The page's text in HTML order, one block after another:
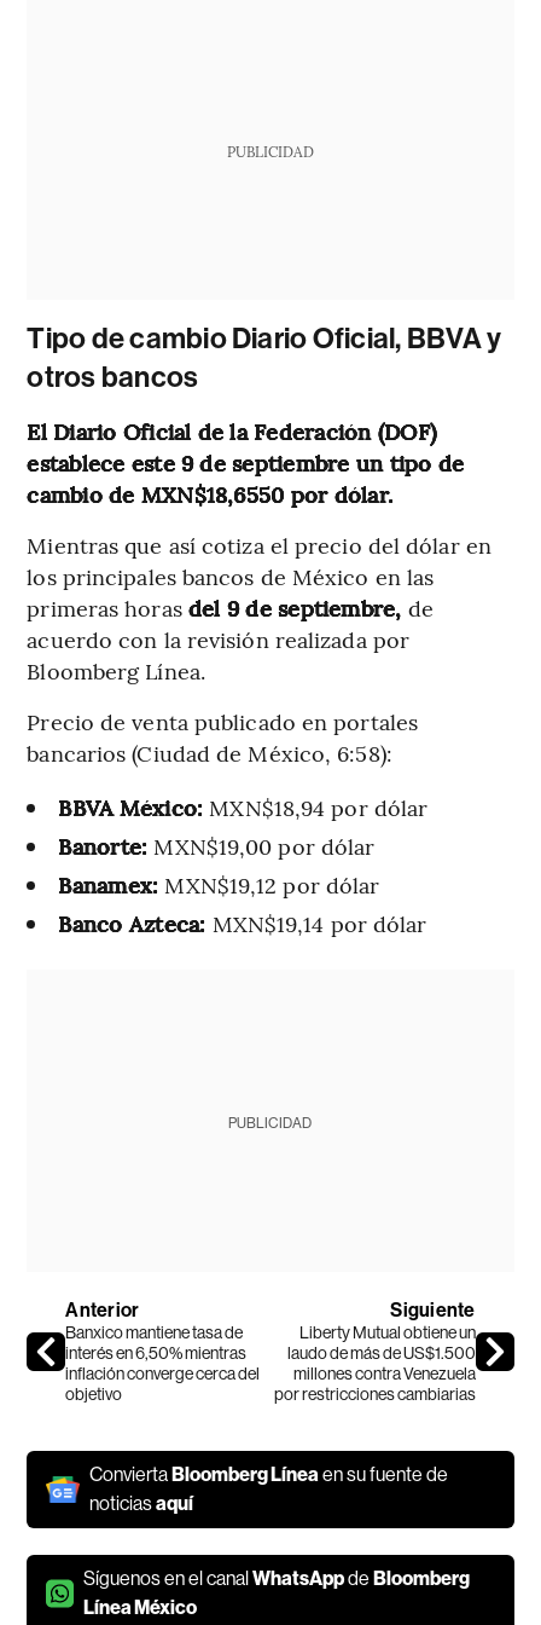
PUBLICIDAD
Tipo de cambio Diario Oficial, BBVA y
otros bancos
El Diario Oficial de la Federación (DOF)
establece este 9 de septiembre un tipo de
cambio de MXN$18,6550 por dólar.
Mientras que así cotiza el precio del dólar en
los principales bancos de México en las
primeras horas del 9 de septiembre, de
acuerdo con la revisión realizada por
Bloomberg Línea.
Precio de venta publicado en portales
bancarios (Ciudad de México, 6:58):
BBVA México: MXN$18,94 por dólar
Banorte: MXN$19,00 por dólar
Banamex: MXN$19,12 por dólar
Banco Azteca: MXN$19,14 por dólar
PUBLICIDAD
Anterior
Banxico mantiene tasa de
interés en 6,50% mientras
inflación converge cerca del
objetivo
Siguiente
Liberty Mutual obtiene un
laudo de más de US$1.500
millones contra Venezuela
por restricciones cambiarias
ConviertaBloomberg Líneaen su fuente de
noticiasaquí
Síguenos en el canalWhatsAppdeBloomberg
Línea México